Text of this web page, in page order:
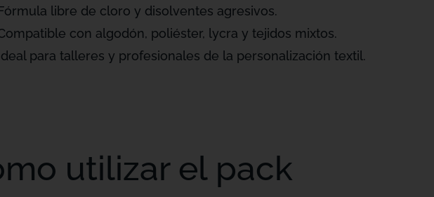
libre de cloro y disolventes agresivos.
con algodón, poliéster, lycra y tejidos mixtos.
para talleres y profesionales de la personalización textil.
utilizar el pack